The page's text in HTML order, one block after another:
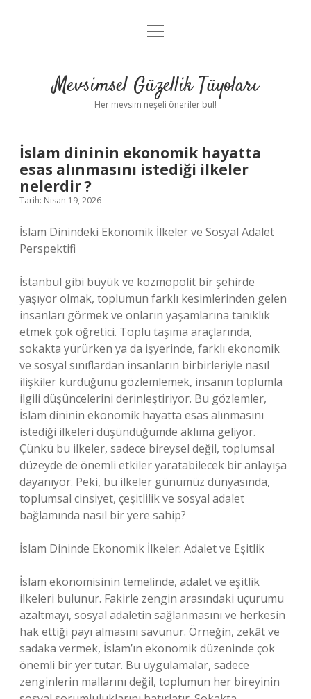
Anasayfa
Yasal Uyarı
menüyü
Mevsimsel Güzellik Tüyoları
Her mevsim neşeli öneriler bul!
İslam dininin ekonomik hayatta
esas alınmasını istediği ilkeler
nelerdir ?
Tarih: Nisan 19, 2026
İslam Dinindeki Ekonomik İlkeler ve Sosyal Adalet
Perspektifi
İstanbul gibi büyük ve kozmopolit bir şehirde
yaşıyor olmak, toplumun farklı kesimlerinden gelen
insanları görmek ve onların yaşamlarına tanıklık
etmek çok öğretici. Toplu taşıma araçlarında,
sokakta yürürken ya da işyerinde, farklı ekonomik
ve sosyal sınıflardan insanların birbirleriyle nasıl
ilişkiler kurduğunu gözlemlemek, insanın toplumla
ilgili düşüncelerini derinleştiriyor. Bu gözlemler,
İslam dininin ekonomik hayatta esas alınmasını
istediği ilkeleri düşündüğümde aklıma geliyor.
Çünkü bu ilkeler, sadece bireysel değil, toplumsal
düzeyde de önemli etkiler yaratabilecek bir anlayışa
dayanıyor. Peki, bu ilkeler günümüz dünyasında,
toplumsal cinsiyet, çeşitlilik ve sosyal adalet
bağlamında nasıl bir yere sahip?
İslam Dininde Ekonomik İlkeler: Adalet ve Eşitlik
İslam ekonomisinin temelinde, adalet ve eşitlik
ilkeleri bulunur. Fakirle zengin arasındaki uçurumu
azaltmayı, sosyal adaletin sağlanmasını ve herkesin
hak ettiği payı almasını savunur. Örneğin, zekât ve
sadaka vermek, İslam’ın ekonomik düzeninde çok
önemli bir yer tutar. Bu uygulamalar, sadece
zenginlerin mallarını değil, toplumun her bireyinin